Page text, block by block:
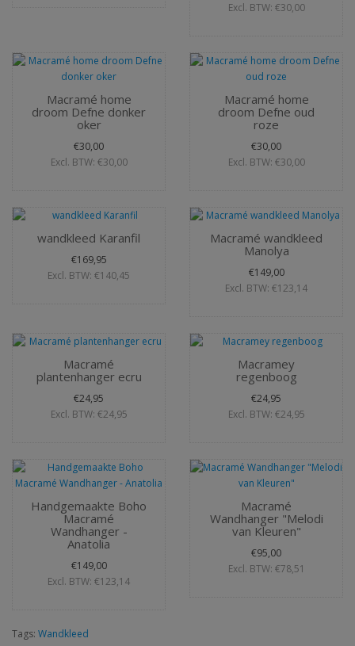
Excl. BTW: €30,00
Macramé home
droom Defne donker
oker
€30,00
Excl. BTW: €30,00
Macramé home
droom Defne oud
roze
€30,00
Excl. BTW: €30,00
wandkleed Karanfil
€169,95
Excl. BTW: €140,45
Macramé wandkleed
Manolya
€149,00
Excl. BTW: €123,14
Macramé
plantenhanger ecru
€24,95
Excl. BTW: €24,95
Macramey
regenboog
€24,95
Excl. BTW: €24,95
Handgemaakte Boho
Macramé
Wandhanger -
Anatolia
€149,00
Excl. BTW: €123,14
Macramé
Wandhanger "Melodi
van Kleuren"
€95,00
Excl. BTW: €78,51
Tags: Wandkleed